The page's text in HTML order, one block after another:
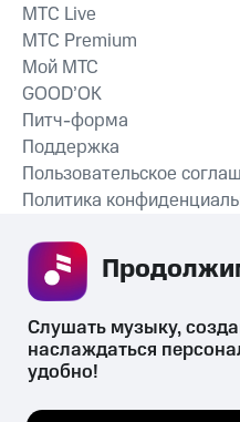
СКАЧАТЬ
MTС Live
MTС Premium
Мой МТС
GOOD’OK
Питч-форма
Поддержка
Пользовательское
Политика
психотропных веществ, их
Слушать музыку,
наслаждаться
удобно!